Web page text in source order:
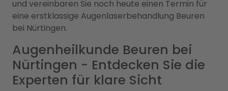
und vereinbaren Sie noch heute einen Termin für
eine erstklassige Augenlaserbehandlung Beuren
bei Nürtingen.
Augenheilkunde Beuren bei
Nürtingen - Entdecken Sie die
Experten für klare Sicht